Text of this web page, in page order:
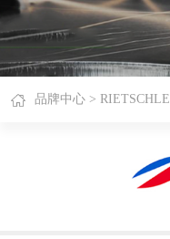
品牌中心> RIETSCHLE